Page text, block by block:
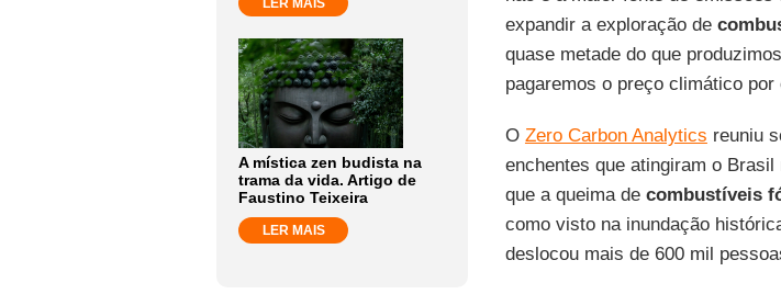
LER MAIS
A mística zen budista na
trama da vida. Artigo de
Faustino Teixeira
LER MAIS
expandir a exploração de
quase metade do que
pagaremos o preço climático
O Zero Carbon Analytics reuniu
enchentes que atingiram o
que a queima de combustíveis
como visto na inundação
deslocou mais de 600 mil